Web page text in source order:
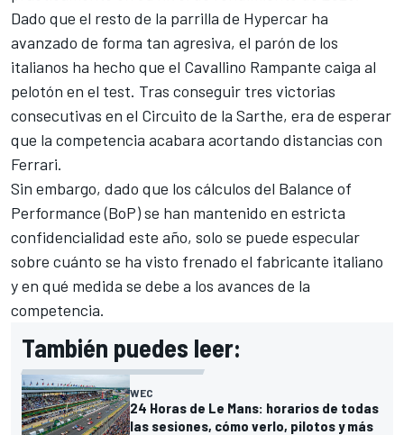
Dado que el resto de la parrilla de Hypercar ha
avanzado de forma tan agresiva, el parón de los
italianos ha hecho que el Cavallino Rampante caiga al
pelotón en el test. Tras conseguir tres victorias
consecutivas en el Circuito de la Sarthe, era de esperar
que la competencia acabara acortando distancias con
Ferrari.
Sin embargo, dado que los cálculos del Balance of
Performance (BoP) se han mantenido en estricta
confidencialidad este año, solo se puede especular
sobre cuánto se ha visto frenado el fabricante italiano
y en qué medida se debe a los avances de la
competencia.
También puedes leer:
WEC
24 Horas de Le Mans: horarios de todas
las sesiones, cómo verlo, pilotos y más